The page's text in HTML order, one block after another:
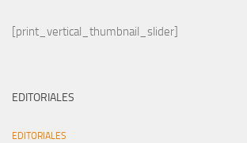
[print_vertical_thumbnail_slider]
EDITORIALES
EDITORIALES